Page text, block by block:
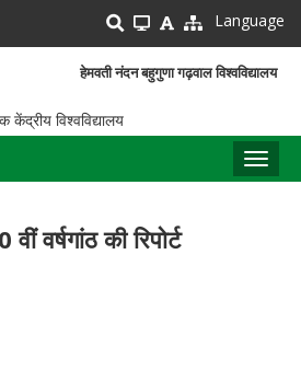
Language
बहुगुणा गढ़वाल विश्वविद्यालय
विश्वविद्यालय
वर्षगांठ की रिपोर्ट